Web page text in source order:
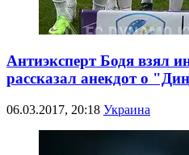
Антиэксперт Бодя взял
рассказал анекдот о
06.03.2017, 20:18 Украина